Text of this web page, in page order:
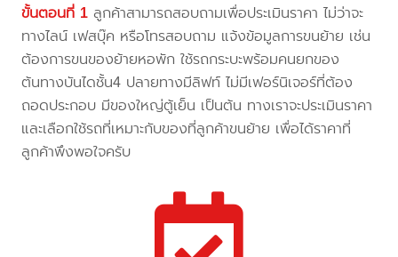
ขั้นตอนที่ 1 ลูกค้าสามารถสอบถามเพื่อประเมินราคา ไม่ว่าจะ
ทางไลน์ เฟสบุ๊ค หรือโทรสอบถาม แจ้งข้อมูลการขนย้าย เช่น
ต้องการขนของย้ายหอพัก ใช้รถกระบะพร้อมคนยกของ
ต้นทางบันไดชั้น4 ปลายทางมีลิฟท์ ไม่มีเฟอร์นิเจอร์ที่ต้อง
ถอดประกอบ มีของใหญ่ตู้เย็น เป็นต้น ทางเราจะประเมินราคา
และเลือกใช้รถที่เหมาะกับของที่ลูกค้าขนย้าย เพื่อได้ราคาที่
ลูกค้าพึงพอใจครับ